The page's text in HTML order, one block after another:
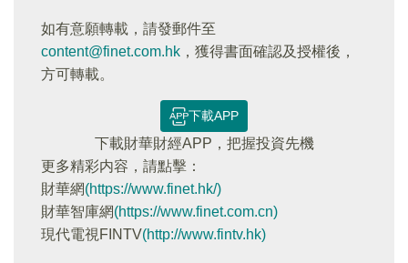
如有意願轉載，請發郵件至
content@finet.com.hk ，獲得書面確認及授權後，
方可轉載。
下載APP
下載財華財經APP，把握投資先機
更多精彩内容，請點擊：
財華網(https://www.finet.hk/)
財華智庫網(https://www.finet.com.cn)
現代電視FINTV(http://www.fintv.hk)